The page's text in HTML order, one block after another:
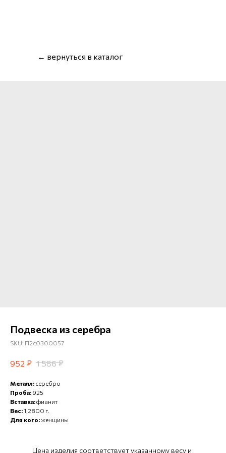
← вернуться в каталог
Подвеска из серебра
SKU: П2с0300057
952 ₽ 1 586 ₽
Металл: серебро
Проба: 925
Вставка:фианит
Вес:1,2800 г.
Для кого:женщины
Цена изделия соответствует указанному весу и